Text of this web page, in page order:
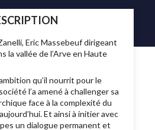
Eric Massebeuf dirigeant
la vallée de l’Arve en Haute
qu’il nourrit pour le
l’a amené à challenger sa
face à la complexité du
Et ainsi à initier avec
un dialogue permanent et